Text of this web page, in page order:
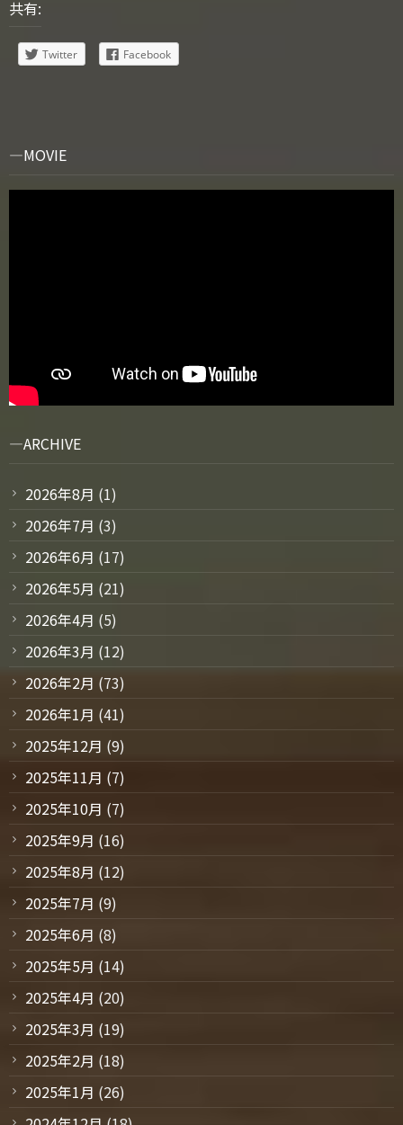
共有:
Twitter Facebook
MOVIE
ARCHIVE
2026年8月 (1)
2026年7月 (3)
2026年6月 (17)
2026年5月 (21)
2026年4月 (5)
2026年3月 (12)
2026年2月 (73)
2026年1月 (41)
2025年12月 (9)
2025年11月 (7)
2025年10月 (7)
2025年9月 (16)
2025年8月 (12)
2025年7月 (9)
2025年6月 (8)
2025年5月 (14)
2025年4月 (20)
2025年3月 (19)
2025年2月 (18)
2025年1月 (26)